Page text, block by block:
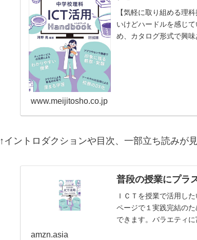
【気軽に取り組める理
いけどハードルを感じ
め、カタログ形式で興
www.meijitosho.co.jp
↑イントロダクションや目次、一部立ち読みが
普段の授業にプラ
ＩＣＴを授業で活用し
ページで１実践完結の
できます。バラエティ
amzn.asia